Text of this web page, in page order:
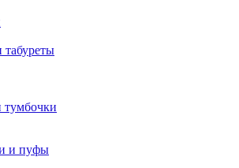
табуреты
и пуфы